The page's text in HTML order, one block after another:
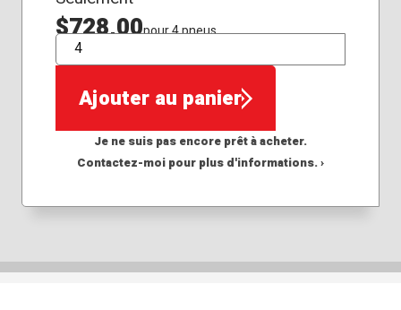
$728,00pour 4 pneus
QTÉ
Ajouter au panier
Je ne suis pas encore prêt à acheter.
Contactez-moi pour plus d'informations. ›